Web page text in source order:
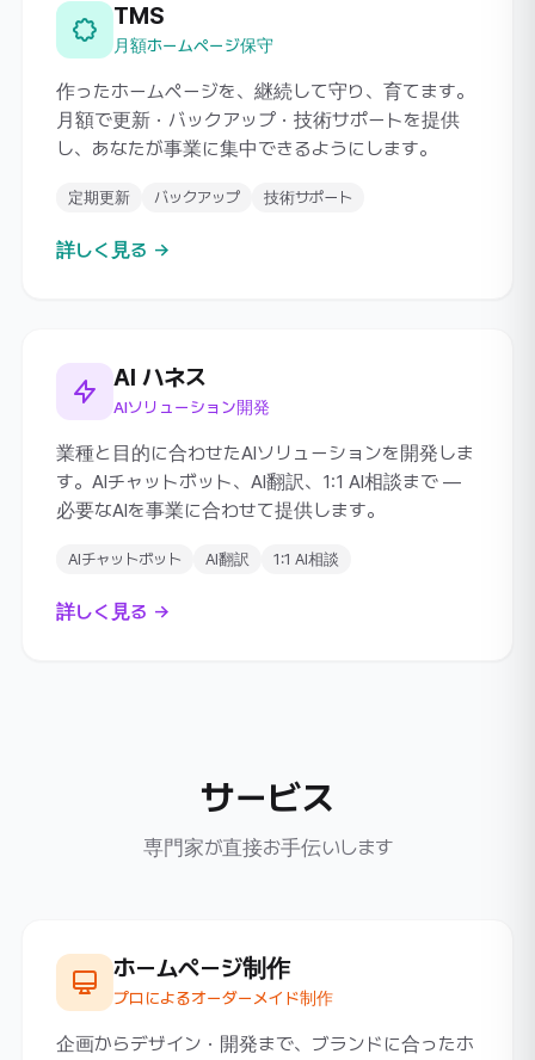
TMS
月額ホームページ保守
作ったホームページを、継続して守り、育てます。
月額で更新・バックアップ・技術サポートを提供
し、あなたが事業に集中できるようにします。
定期更新 バックアップ 技術サポート
詳しく見る →
AI ハネス
AIソリューション開発
業種と目的に合わせたAIソリューションを開発しま
す。AIチャットボット、AI翻訳、1:1 AI相談まで ―
必要なAIを事業に合わせて提供します。
AIチャットボット AI翻訳 1:1 AI相談
詳しく見る →
サービス
専門家が直接お手伝いします
ホームページ制作
プロによるオーダーメイド制作
企画からデザイン・開発まで、ブランドに合ったホ